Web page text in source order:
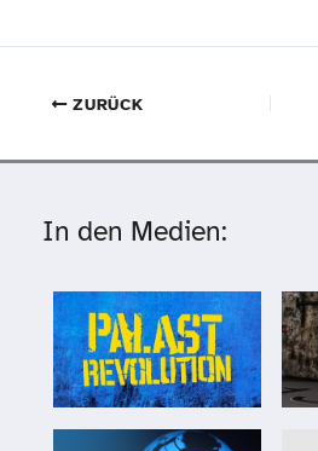
ZURÜCK
In den Medien: